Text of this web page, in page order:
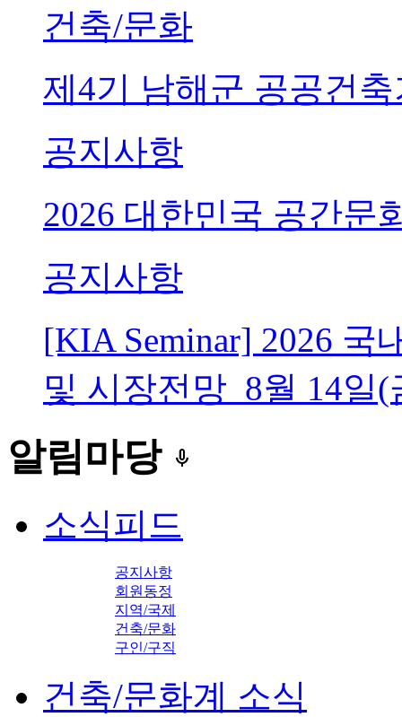
건축/문화
제4기 남해군 공공건
공지사항
2026 대한민국 공간문
공지사항
[KIA Seminar] 2026 국
및 시장전망_8월 14일(
알림마당 keyboard_voice
소식피드
공지사항
회원동정
지역/국제
건축/문화
구인/구직
건축/문화계 소식